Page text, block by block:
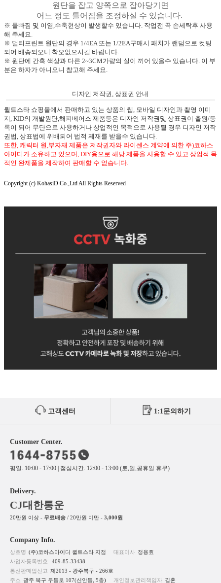
원단을 잡고 양쪽으로 잡아당기면
어느 정도 틀어짐을 조정하실 수 있습니다.
※ 물빠짐 및 이염,수축현상이 발생할수 있습니다. 작업전 꼭 손세탁후 사용
해 주세요.
※ 멀티프린트 원단의 경우 1/4EA 또는 1/2EA구매시 패치가 랜덤으로 컷팅
되어 배송되오니 착오없으시길 바랍니다.
※ 원단에 간혹 색상과 다른 2~3CM가량의 실이 끼어 있을수 있습니다. 이 부
분은 하자가 아니오니 참고해 주세요.
디자인 저작권, 상표권 안내
퀼트스타 쇼핑몰에서 판매하고 있는 상품의 웹, 모바일 디자인과 촬영 이미
지, KID의 개발원단,해피베어스 제품등은 디자인 저작권및 상표권이 출원/등
록이 되어 무단으로 사용하거나 상업적인 목적으로 사용될 경우 디자인 저작
권법, 상표법에 위배되어 법적 제재를 받을수 있습니다.
또한, 캐릭터 원,부자재 제품은 저작권자와 라이센스 계약에 의한 주)코하스
아이디가 소유하고 있으며, DIY용으로 해당 제품을 사용할 수 있고 상업적 목
적인 완제품을 제작하여 판매할 수 없습니다.
Copyright (c) KohasiD Co.,Ltd All Rights Reserved
고객센터 1:1문의하기
Customer Center.
평일. 10:00 - 17:00 | 점심시간. 12:00 - 13:00 (토,일,공휴일 휴무)
Delivery.
CJ대한통운
20만원 이상 - 무료배송 / 20만원 미만 - 3,000원
Company Info.
상호명 (주)코하스아이디 퀼트스타 지점 대표이사 정용효
사업자등록번호
409-85-33438
통신판매업신고 제2013 - 광주북구 - 266호
주소 광주 북구 무등로 107(신안동, 5층) 개인정보관리책임자 김훈